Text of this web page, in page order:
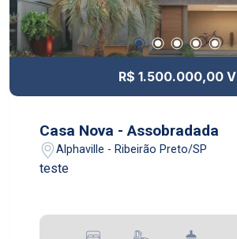
R$ 1.500.000,00 V
Casa Nova - Assobradada
Alphaville - Ribeirão Preto/SP
teste